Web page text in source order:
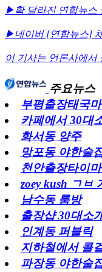
▶확 달라진 연합뉴스
▶네이버 [연합뉴스]
이 기사는 언론사에서
주요뉴스
부평출장태국
카페에서 30대
화서동 양주
망포동 야한술
천안출장타이
zoey kush ㄱㅂ
남수동 룸방
출장샵 30대소
인계동 퍼블릭
지하철에서 콜
파장동 야한술